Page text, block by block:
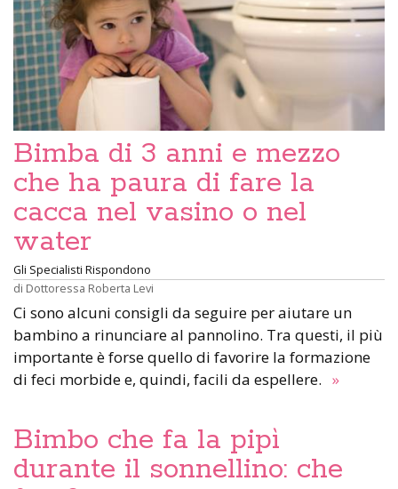
Bimba di 3 anni e mezzo
che ha paura di fare la
cacca nel vasino o nel
water
Gli Specialisti Rispondono
di Dottoressa Roberta Levi
Ci sono alcuni consigli da seguire per aiutare un
bambino a rinunciare al pannolino. Tra questi, il più
importante è forse quello di favorire la formazione
di feci morbide e, quindi, facili da espellere. »
Bimbo che fa la pipì
durante il sonnellino: che